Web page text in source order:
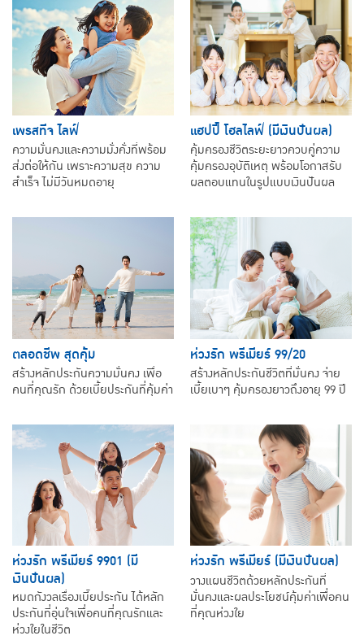
เพรสทีจ ไลฟ์
ความมั่นคงและความมั่งคั่งที่พร้อม
ส่งต่อให้กัน เพราะความสุข ความ
สำเร็จ ไม่มีวันหมดอายุ
แฮปปี้ โฮลไลฟ์ (มีเงินปันผล)
คุ้มครองชีวิตระยะยาวควบคู่ความ
คุ้มครองอุบัติเหตุ พร้อมโอกาสรับ
ผลตอบแทนในรูปแบบเงินปันผล
ตลอดชีพ สุดคุ้ม
สร้างหลักประกันความมั่นคง เพื่อ
คนที่คุณรัก ด้วยเบี้ยประกันที่คุ้มค่า
ห่วงรัก พรีเมียร์ 99/20
สร้างหลักประกันชีวิตที่มั่นคง จ่าย
เบี้ยเบาๆ คุ้มครองยาวถึงอายุ 99 ปี
ห่วงรัก พรีเมียร์ 9901 (มี
เงินปันผล)
หมดกังวลเรื่องเบี้ยประกัน ได้หลัก
ประกันที่อุ่นใจเพื่อคนที่คุณรักและ
ห่วงใยในชีวิต
ห่วงรัก พรีเมียร์ (มีเงินปันผล)
วางแผนชีวิตด้วยหลักประกันที่
มั่นคงและผลประโยชน์คุ้มค่าเพื่อคน
ที่คุณห่วงใย